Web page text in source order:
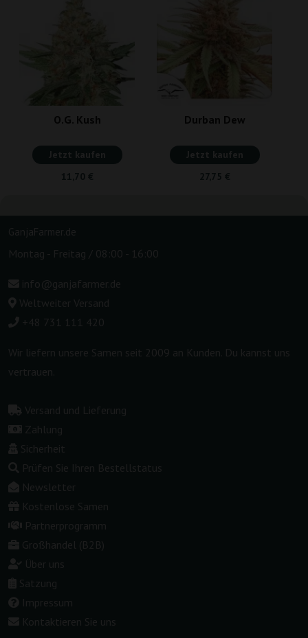
O.G. Kush
Jetzt kaufen
11,70 €
Durban Dew
Jetzt kaufen
27,75 €
GanjaFarmer.de
Montag - Freitag / 08:00 - 16:00
info@ganjafarmer.de
Weltweiter Versand
+48 731 111 420
Wir liefern unsere Samen seit 2009 an Kunden. Du kannst uns
vertrauen.
Versand und Lieferung
Zahlung
Sicherheit
Prüfen Sie Ihren Bestellstatus
Newsletter
Kostenlose Samen
Partnerprogramm
Großhandel (B2B)
Über uns
Satzung
Impressum
Kontaktieren Sie uns